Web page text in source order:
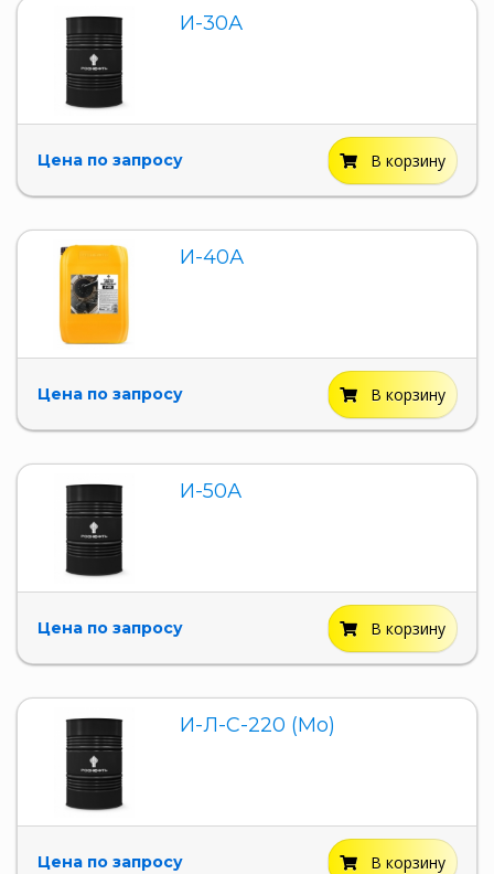
И-30А
Цена по запросу В корзину
И-40А
Цена по запросу В корзину
И-50А
Цена по запросу В корзину
И-Л-С-220 (Мо)
Цена по запросу В корзину